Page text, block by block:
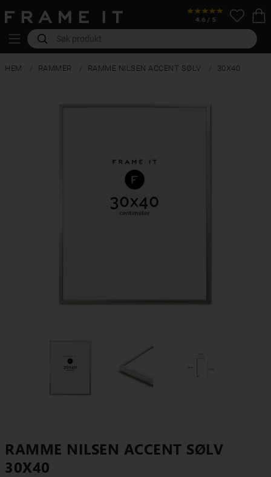
HEM RAMMER RAMME NILSEN ACCENT SØLV 30X40
RAMME NILSEN ACCENT SØLV
30X40